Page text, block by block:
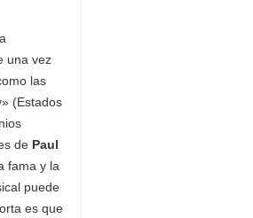
una vez
las
(Estados
de Paul
fama y la
puede
es que